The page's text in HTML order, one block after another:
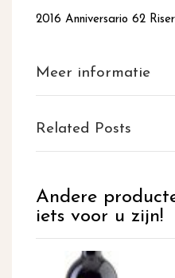
2016 Anniversario 62
Meer informatie
Related Posts
Andere
iets voor u zijn!